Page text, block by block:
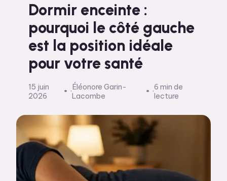
Développement Personnel
Spiritualité
Voyage
Dormir enceinte :
pourquoi le côté gauche
est la position idéale
pour votre santé
15 juin
2026
·Éléonore Garin-
Lacombe
·6 min de
lecture